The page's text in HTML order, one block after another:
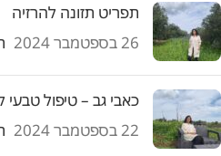
תפריט תזונה להרזיה
26 בספטמבר 2024
כאבי גב – טיפול טבעי
22 בספטמבר 2024